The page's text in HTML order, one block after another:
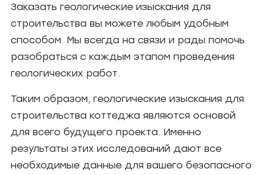
Заказать геологические изыскания для
строительства вы можете любым удобным
способом. Мы всегда на связи и рады помочь
разобраться с каждым этапом проведения
геологических работ.
Таким образом, геологические изыскания для
строительства коттеджа являются основой
для всего будущего проекта. Именно
результаты этих исследований дают все
необходимые данные для вашего безопасного